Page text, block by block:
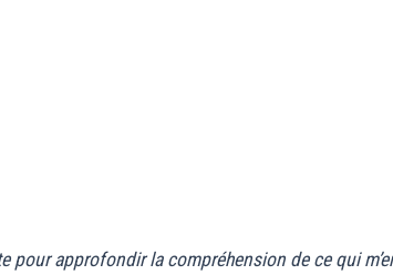
pour approfondir la compréhension de ce qui